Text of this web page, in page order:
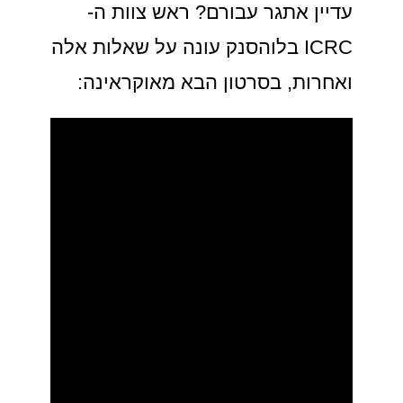
עדיין אתגר עבורם? ראש צוות ה-
ICRC בלוהסנק עונה על שאלות אלה
ואחרות, בסרטון הבא מאוקראינה: